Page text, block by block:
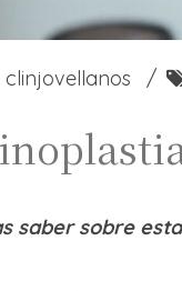
clinjovellanos
saber sobre